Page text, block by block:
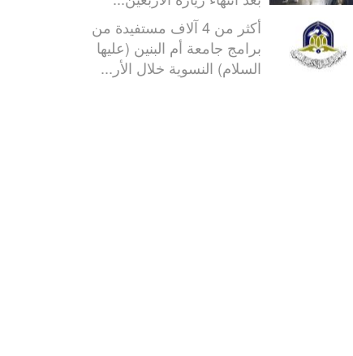
أكثر من 4 آلاف مستفيدة من
برامج جامعة أم البنين (عليها
السلام) النسوية خلال الأر...